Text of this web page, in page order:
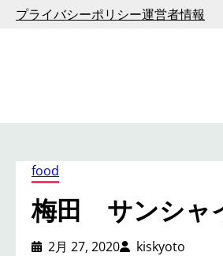
プ
プライバシーポリシー運営者情報
food
梅田 サンシャ
2月 27, 2020 kiskyoto